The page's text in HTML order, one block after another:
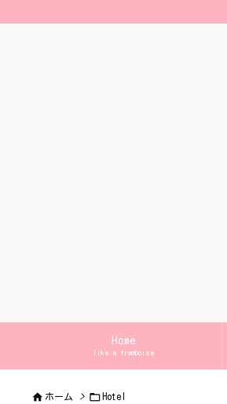
Home
like a framboise
 ホーム >  Hotel